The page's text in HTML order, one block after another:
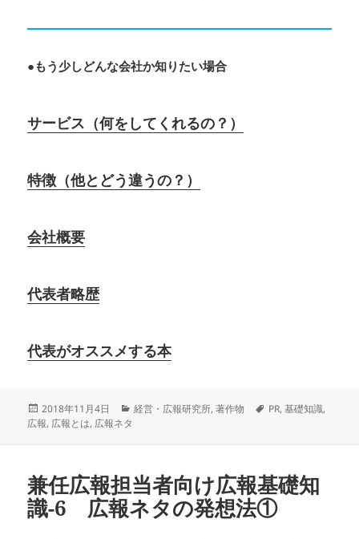
●もう少しどんな会社か知りたい場合
サービス（何をしてくれるの？）
特徴（他とどう違うの？）
会社概要
代表者略歴
代表がオススメする本
投
稿
2018年11月4日
カ
経営・広報研究所,著作物
タ
PR,基礎知識,
広報, 広報とは, 広報ネタ
兼任広報担当者向け広報基礎知
識-6 広報ネタの発想法①